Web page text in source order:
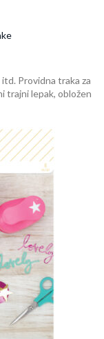
Providna traka za
trajni lepak, obložen